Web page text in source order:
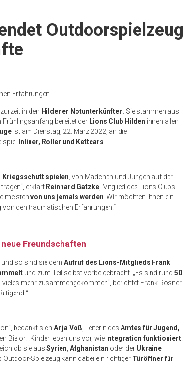
Outdoorspielzeug
Erfahrungen
zurzeit in den Hildener Notunterkünften . Sie stammen aus
Frühlingsanfang bereitet der Lions Club Hilden ihnen allen
ist am Dienstag, 22. März 2022, an die
Inliner, Roller und Kettcars
Kriegsschutt spielen , von Mädchen und Jungen auf der
erklärt Reinhard Gatzke , Mitglied des Lions Clubs.
meisten von uns jemals werden . Wir möchten ihnen ein
von den traumatischen Erfahrungen.“
Freundschaften
und so sind sie dem Aufruf des Lions-Mitglieds Frank
und zum Teil selbst vorbeigebracht. „Es sind rund 50
vieles mehr zusammengekommen“, berichtet Frank Rösner.
bedankt sich Anja Voß , Leiterin des Amtes für Jugend,
Bielor. „Kinder leben uns vor, wie Integration funktioniert
ob sie aus Syrien Afghanistan oder der Ukraine
Spielzeug kann dabei ein richtiger Türöffner für